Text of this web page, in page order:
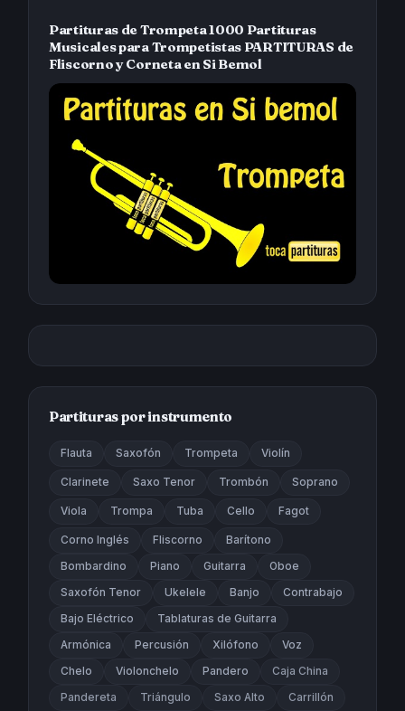
Partituras de Trompeta 1000 Partituras
Musicales para Trompetistas PARTITURAS de
Fliscorno y Corneta en Si Bemol
Partituras por instrumento
Flauta Saxofón Trompeta Violín
Clarinete Saxo Tenor Trombón Soprano
Viola Trompa Tuba Cello Fagot
Corno Inglés Fliscorno Barítono
Bombardino Piano Guitarra Oboe
Saxofón Tenor Ukelele Banjo Contrabajo
Bajo Eléctrico Tablaturas de Guitarra
Armónica Percusión Xilófono Voz
Chelo Violonchelo Pandero Caja China
Pandereta Triángulo Saxo Alto Carrillón